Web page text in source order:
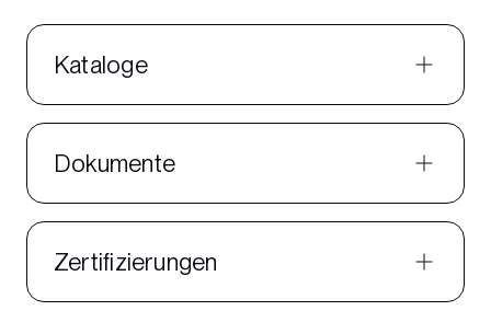
Kataloge
Dokumente
Zertifizierungen